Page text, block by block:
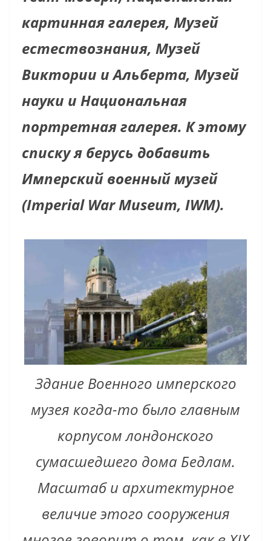
картинная галерея, Музей
естествознания, Музей
Виктории и Альберта, Музей
науки и Национальная
портретная галерея. К этому
списку я берусь добавить
Имперский военный музей
(Imperial War Museum, IWM).
Здание Военного имперского
музея когда-то было главным
корпусом лондонского
сумасшедшего дома Бедлам.
Масштаб и архитектурное
величие этого сооружения